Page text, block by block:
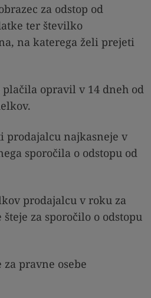
za odstop od
ter številko
na katerega želi prejeti
opravil v 14 dneh od
prodajalcu najkasneje v
sporočila o odstopu od
prodajalcu v roku za
šteje za sporočilo o odstopu
za pravne osebe